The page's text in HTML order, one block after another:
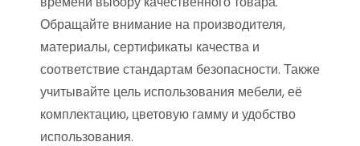
Обращайте внимание на производителя,
материалы, сертификаты качества и
соответствие стандартам безопасности. Также
учитывайте цель использования мебели, её
комплектацию, цветовую гамму и удобство
использования.